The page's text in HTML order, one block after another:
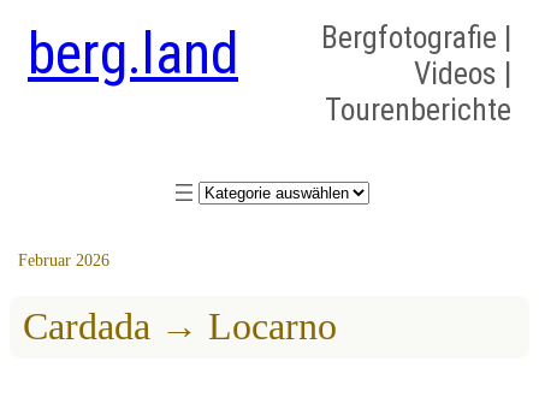
berg.land
Bergfotografie |
Videos |
Tourenberichte
Kategorien
Februar 2026
Cardada → Locarno